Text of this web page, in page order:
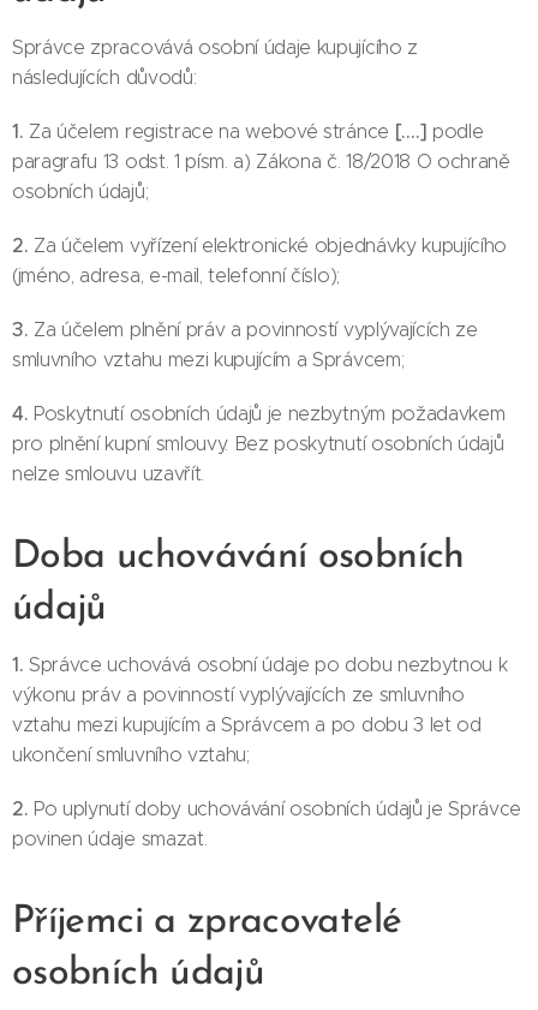
Správce zpracovává osobní údaje kupujícího z
následujících důvodů:
1. Za účelem registrace na webové stránce [….] podle
paragrafu 13 odst. 1 písm. a) Zákona č. 18/2018 O ochraně
osobních údajů;
2. Za účelem vyřízení elektronické objednávky kupujícího
(jméno, adresa, e-mail, telefonní číslo);
3. Za účelem plnění práv a povinností vyplývajících ze
smluvního vztahu mezi kupujícím a Správcem;
4. Poskytnutí osobních údajů je nezbytným požadavkem
pro plnění kupní smlouvy. Bez poskytnutí osobních údajů
nelze smlouvu uzavřít.
Doba uchovávání osobních
údajů
1. Správce uchovává osobní údaje po dobu nezbytnou k
výkonu práv a povinností vyplývajících ze smluvního
vztahu mezi kupujícím a Správcem a po dobu 3 let od
ukončení smluvního vztahu;
2. Po uplynutí doby uchovávání osobních údajů je Správce
povinen údaje smazat.
Příjemci a zpracovatelé
osobních údajů